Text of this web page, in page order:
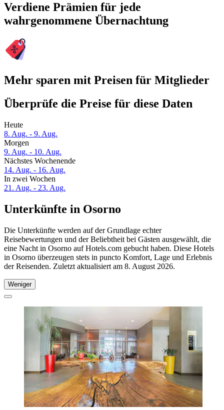
Verdiene Prämien für jede
wahrgenommene Übernachtung
Mehr sparen mit Preisen für Mitglieder
Überprüfe die Preise für diese Daten
Heute
8. Aug. - 9. Aug.
Morgen
9. Aug. - 10. Aug.
Nächstes Wochenende
14. Aug. - 16. Aug.
In zwei Wochen
21. Aug. - 23. Aug.
Unterkünfte in Osorno
Die Unterkünfte werden auf der Grundlage echter
Reisebewertungen und der Beliebtheit bei Gästen ausgewählt, die
eine Nacht in Osorno auf Hotels.com gebucht haben. Diese Hotels
in Osorno überzeugen stets in puncto Komfort, Lage und Erlebnis
der Reisenden. Zuletzt aktualisiert am 8. August 2026.
Weniger